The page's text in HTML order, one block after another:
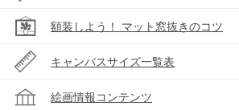
額装しよう！ マット窓抜きのコツ
キャンバスサイズ一覧表
絵画情報コンテンツ